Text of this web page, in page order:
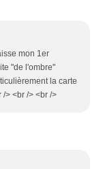
mon 1er
"de l'ombre"
la carte
> <br /> <br />